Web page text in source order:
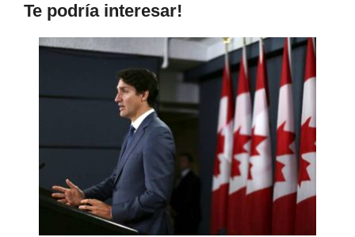
Te podría interesar!